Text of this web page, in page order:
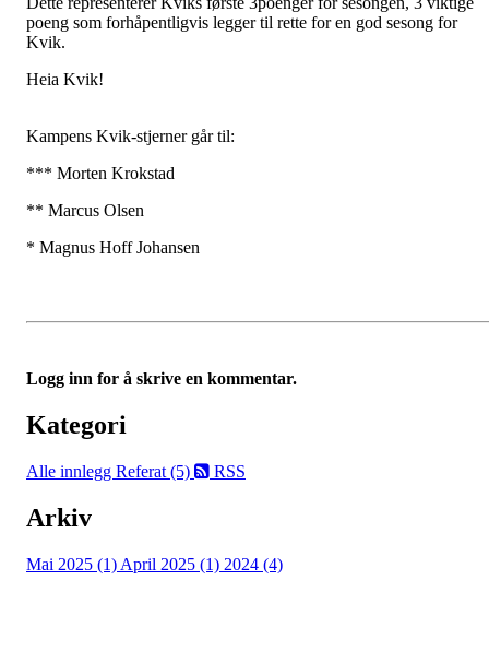
poeng som forhåpentligvis legger til rette for en god sesong for
Kvik.
Heia Kvik!
Kampens Kvik-stjerner går til:
*** Morten Krokstad
** Marcus Olsen
* Magnus Hoff Johansen
Logg inn for å skrive en kommentar.
Kategori
Alle innlegg Referat (5) RSS
Arkiv
Mai 2025 (1) April 2025 (1) 2024 (4)